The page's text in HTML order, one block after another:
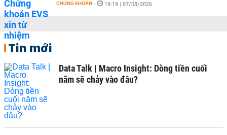
CHỨNG KHOÁN - 19:19 | 07/08/2026
Tin mới
Data Talk | Macro Insight: Dòng tiền cuối
năm sẽ chảy vào đâu?